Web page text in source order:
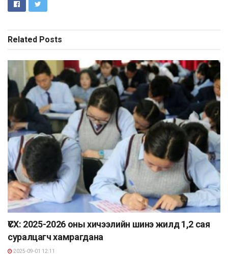
Related Posts
ҮСХ: 2025-2026 оны хичээлийн шинэ жилд 1,2 сая
суралцагч хамрагдана
2025-09-01 12:11